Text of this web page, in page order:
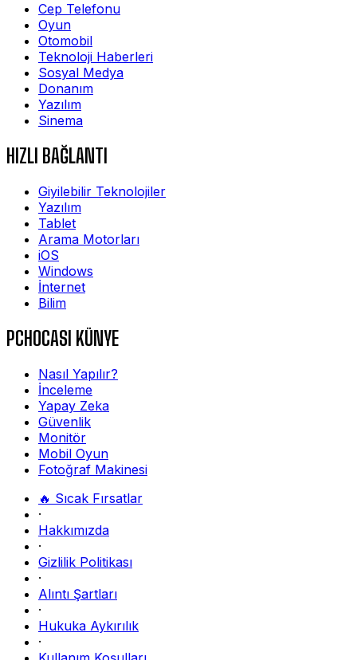
Cep Telefonu
Oyun
Otomobil
Teknoloji Haberleri
Sosyal Medya
Donanım
Yazılım
Sinema
HIZLI BAĞLANTI
Giyilebilir Teknolojiler
Yazılım
Tablet
Arama Motorları
iOS
Windows
İnternet
Bilim
PCHOCASI KÜNYE
Nasıl Yapılır?
İnceleme
Yapay Zeka
Güvenlik
Monitör
Mobil Oyun
Fotoğraf Makinesi
🔥 Sıcak Fırsatlar
·
Hakkımızda
·
Gizlilik Politikası
·
Alıntı Şartları
·
Hukuka Aykırılık
·